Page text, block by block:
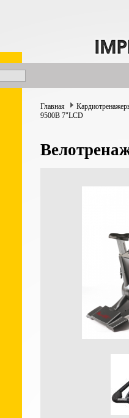
Главная
9500B 7"LCD